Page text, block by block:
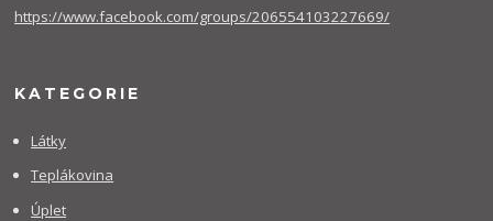
https://www.facebook.com/groups/206554103227669/
KATEGORIE
Látky
Teplákovina
Úplet